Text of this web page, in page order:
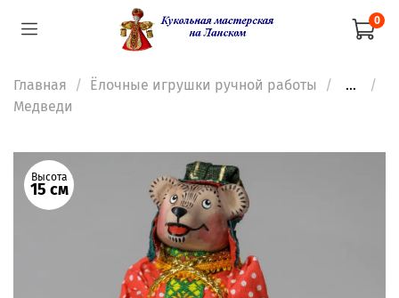
0
Главная Ёлочные игрушки ручной работы
...
Медведи
Высота
15 см